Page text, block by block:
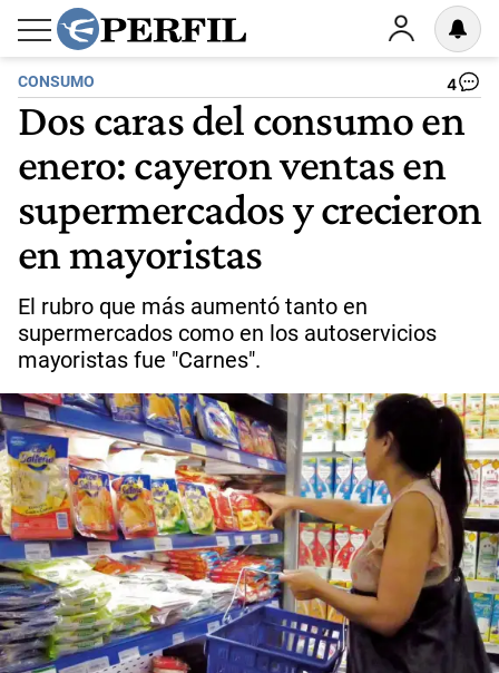
CONSUMO 4
Dos caras del consumo en
enero: cayeron ventas en
supermercados y crecieron
en mayoristas
El rubro que más aumentó tanto en
supermercados como en los autoservicios
mayoristas fue "Carnes".